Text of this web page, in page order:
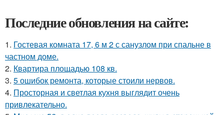
Последние обновления на сайте:
1. Гостевая комната 17, 6 м 2 с санузлом при спальне в
частном доме.
2. Квартира площадью 108 кв.
3. 5 ошибок ремонта, которые стоили нервов.
4. Просторная и светлая кухня выглядит очень
привлекательно.